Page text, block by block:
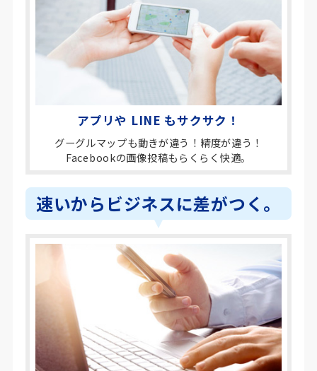
アプリや LINE もサクサク！
グーグルマップも動きが違う！精度が違う！
Facebookの画像投稿もらくらく快適。
速いからビジネスに差がつく。